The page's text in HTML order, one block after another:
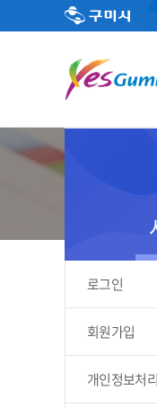
로그인
회원가입
개인정보처